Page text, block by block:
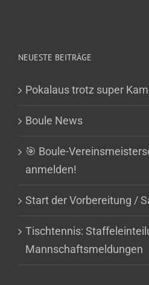
NEUESTE BEITRÄGE
Pokalaus trotz super
Boule News
🎯 Boule-
anmelden!
Start der Vorbereitung /
Tischtennis:
Mannschaftsmeldungen